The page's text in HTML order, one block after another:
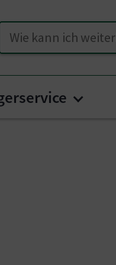
Suche
"Amtstafel"